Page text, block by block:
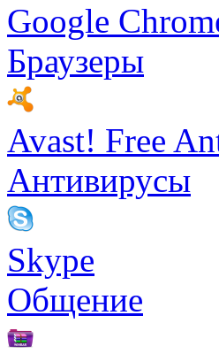
Google
Браузеры
Avast! Free
Антивирусы
Skype
Общение